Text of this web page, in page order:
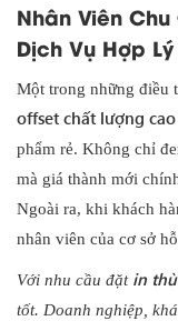
Nhân Viên
Dịch Vụ Hợp Lý
Một trong những điều
offset chất lượng cao
phẩm rẻ. Không chỉ
mà giá thành mới
Ngoài ra, khi khách
nhân viên của cơ sở
Với nhu cầu đặt in
tốt. Doanh nghiệp,